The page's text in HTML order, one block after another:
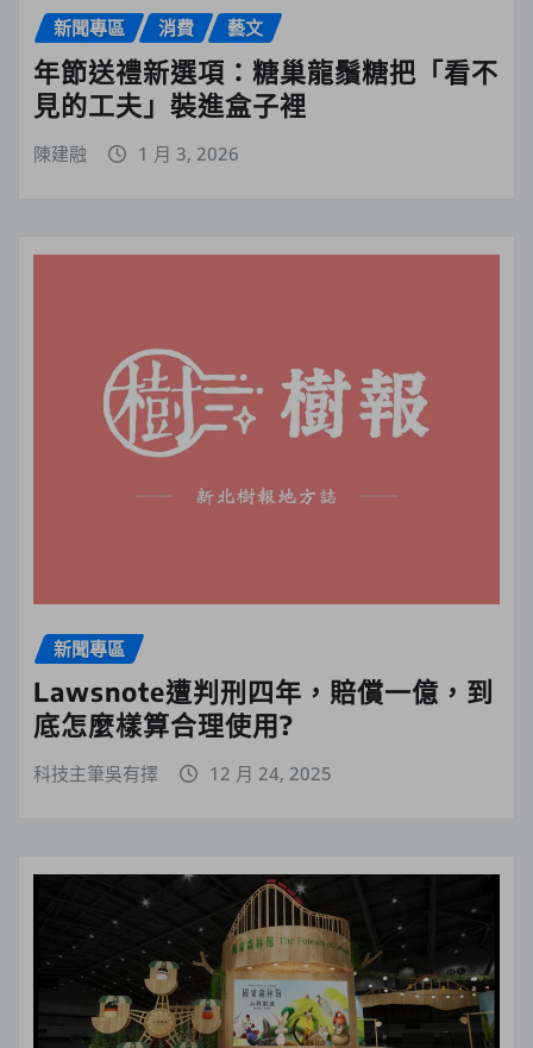
新聞專區 消費 藝文
年節送禮新選項：糖巢龍鬚糖把「看不
見的工夫」裝進盒子裡
陳建融 1 月 3, 2026
新聞專區
Lawsnote遭判刑四年，賠償一億，到
底怎麼樣算合理使用?
科技主筆吳有擇 12 月 24, 2025